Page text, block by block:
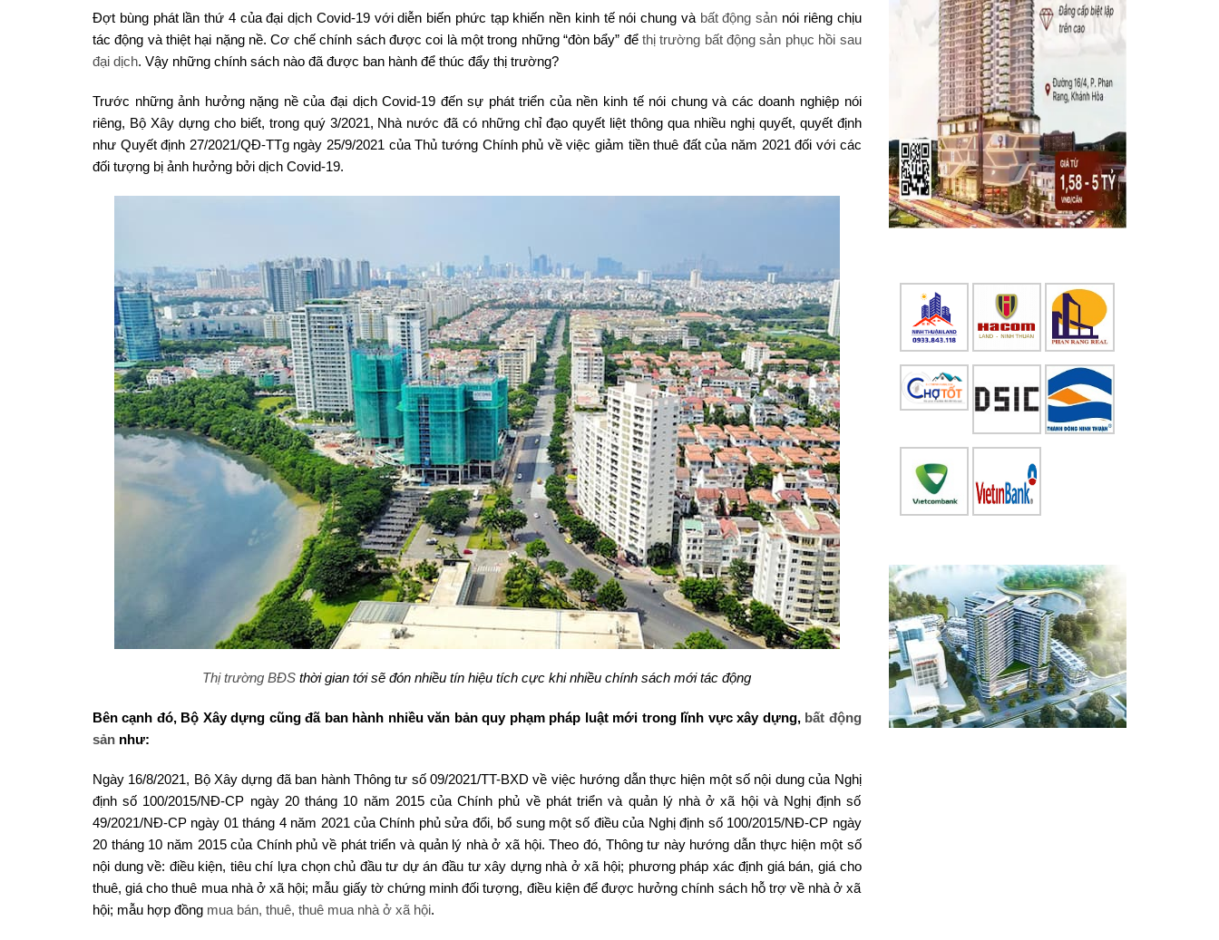
Đợt bùng phát lần thứ 4 của đại dịch Covid-19 với diễn biến phức tạp khiến nền kinh tế nói chung và bất động sản nói riêng chịu
tác động và thiệt hại nặng nề. Cơ chế chính sách được coi là một trong những “đòn bẩy” đểthị trường bất động sản phục hồi sau
đại dịch. Vậy những chính sách nào đã được ban hành để thúc đẩy thị trường?
Trước những ảnh hưởng nặng nề của đại dịch Covid-19 đến sự phát triển của nền kinh tế nói chung và các doanh nghiệp nói
riêng, Bộ Xây dựng cho biết, trong quý 3/2021, Nhà nước đã có những chỉ đạo quyết liệt thông qua nhiều nghị quyết, quyết định
như Quyết định 27/2021/QĐ-TTg ngày 25/9/2021 của Thủ tướng Chính phủ về việc giảm tiền thuê đất của năm 2021 đối với các
đối tượng bị ảnh hưởng bởi dịch Covid-19.
Thị trường BĐS thời gian tới sẽ đón nhiều tín hiệu tích cực khi nhiều chính sách mới tác động
Bên cạnh đó, Bộ Xây dựng cũng đã ban hành nhiều văn bản quy phạm pháp luật mới trong lĩnh vực xây dựng, bất động
sản như:
Ngày 16/8/2021, Bộ Xây dựng đã ban hành Thông tư số 09/2021/TT-BXD về việc hướng dẫn thực hiện một số nội dung của Nghị
định số 100/2015/NĐ-CP ngày 20 tháng 10 năm 2015 của Chính phủ về phát triển và quản lý nhà ở xã hội và Nghị định số
49/2021/NĐ-CP ngày 01 tháng 4 năm 2021 của Chính phủ sửa đổi, bổ sung một số điều của Nghị định số 100/2015/NĐ-CP ngày
20 tháng 10 năm 2015 của Chính phủ về phát triển và quản lý nhà ở xã hội. Theo đó, Thông tư này hướng dẫn thực hiện một số
nội dung về: điều kiện, tiêu chí lựa chọn chủ đầu tư dự án đầu tư xây dựng nhà ở xã hội; phương pháp xác định giá bán, giá cho
thuê, giá cho thuê mua nhà ở xã hội; mẫu giấy tờ chứng minh đối tượng, điều kiện để được hưởng chính sách hỗ trợ về nhà ở xã
hội; mẫu hợp đồng mua bán, thuê, thuê mua nhà ở xã hội.